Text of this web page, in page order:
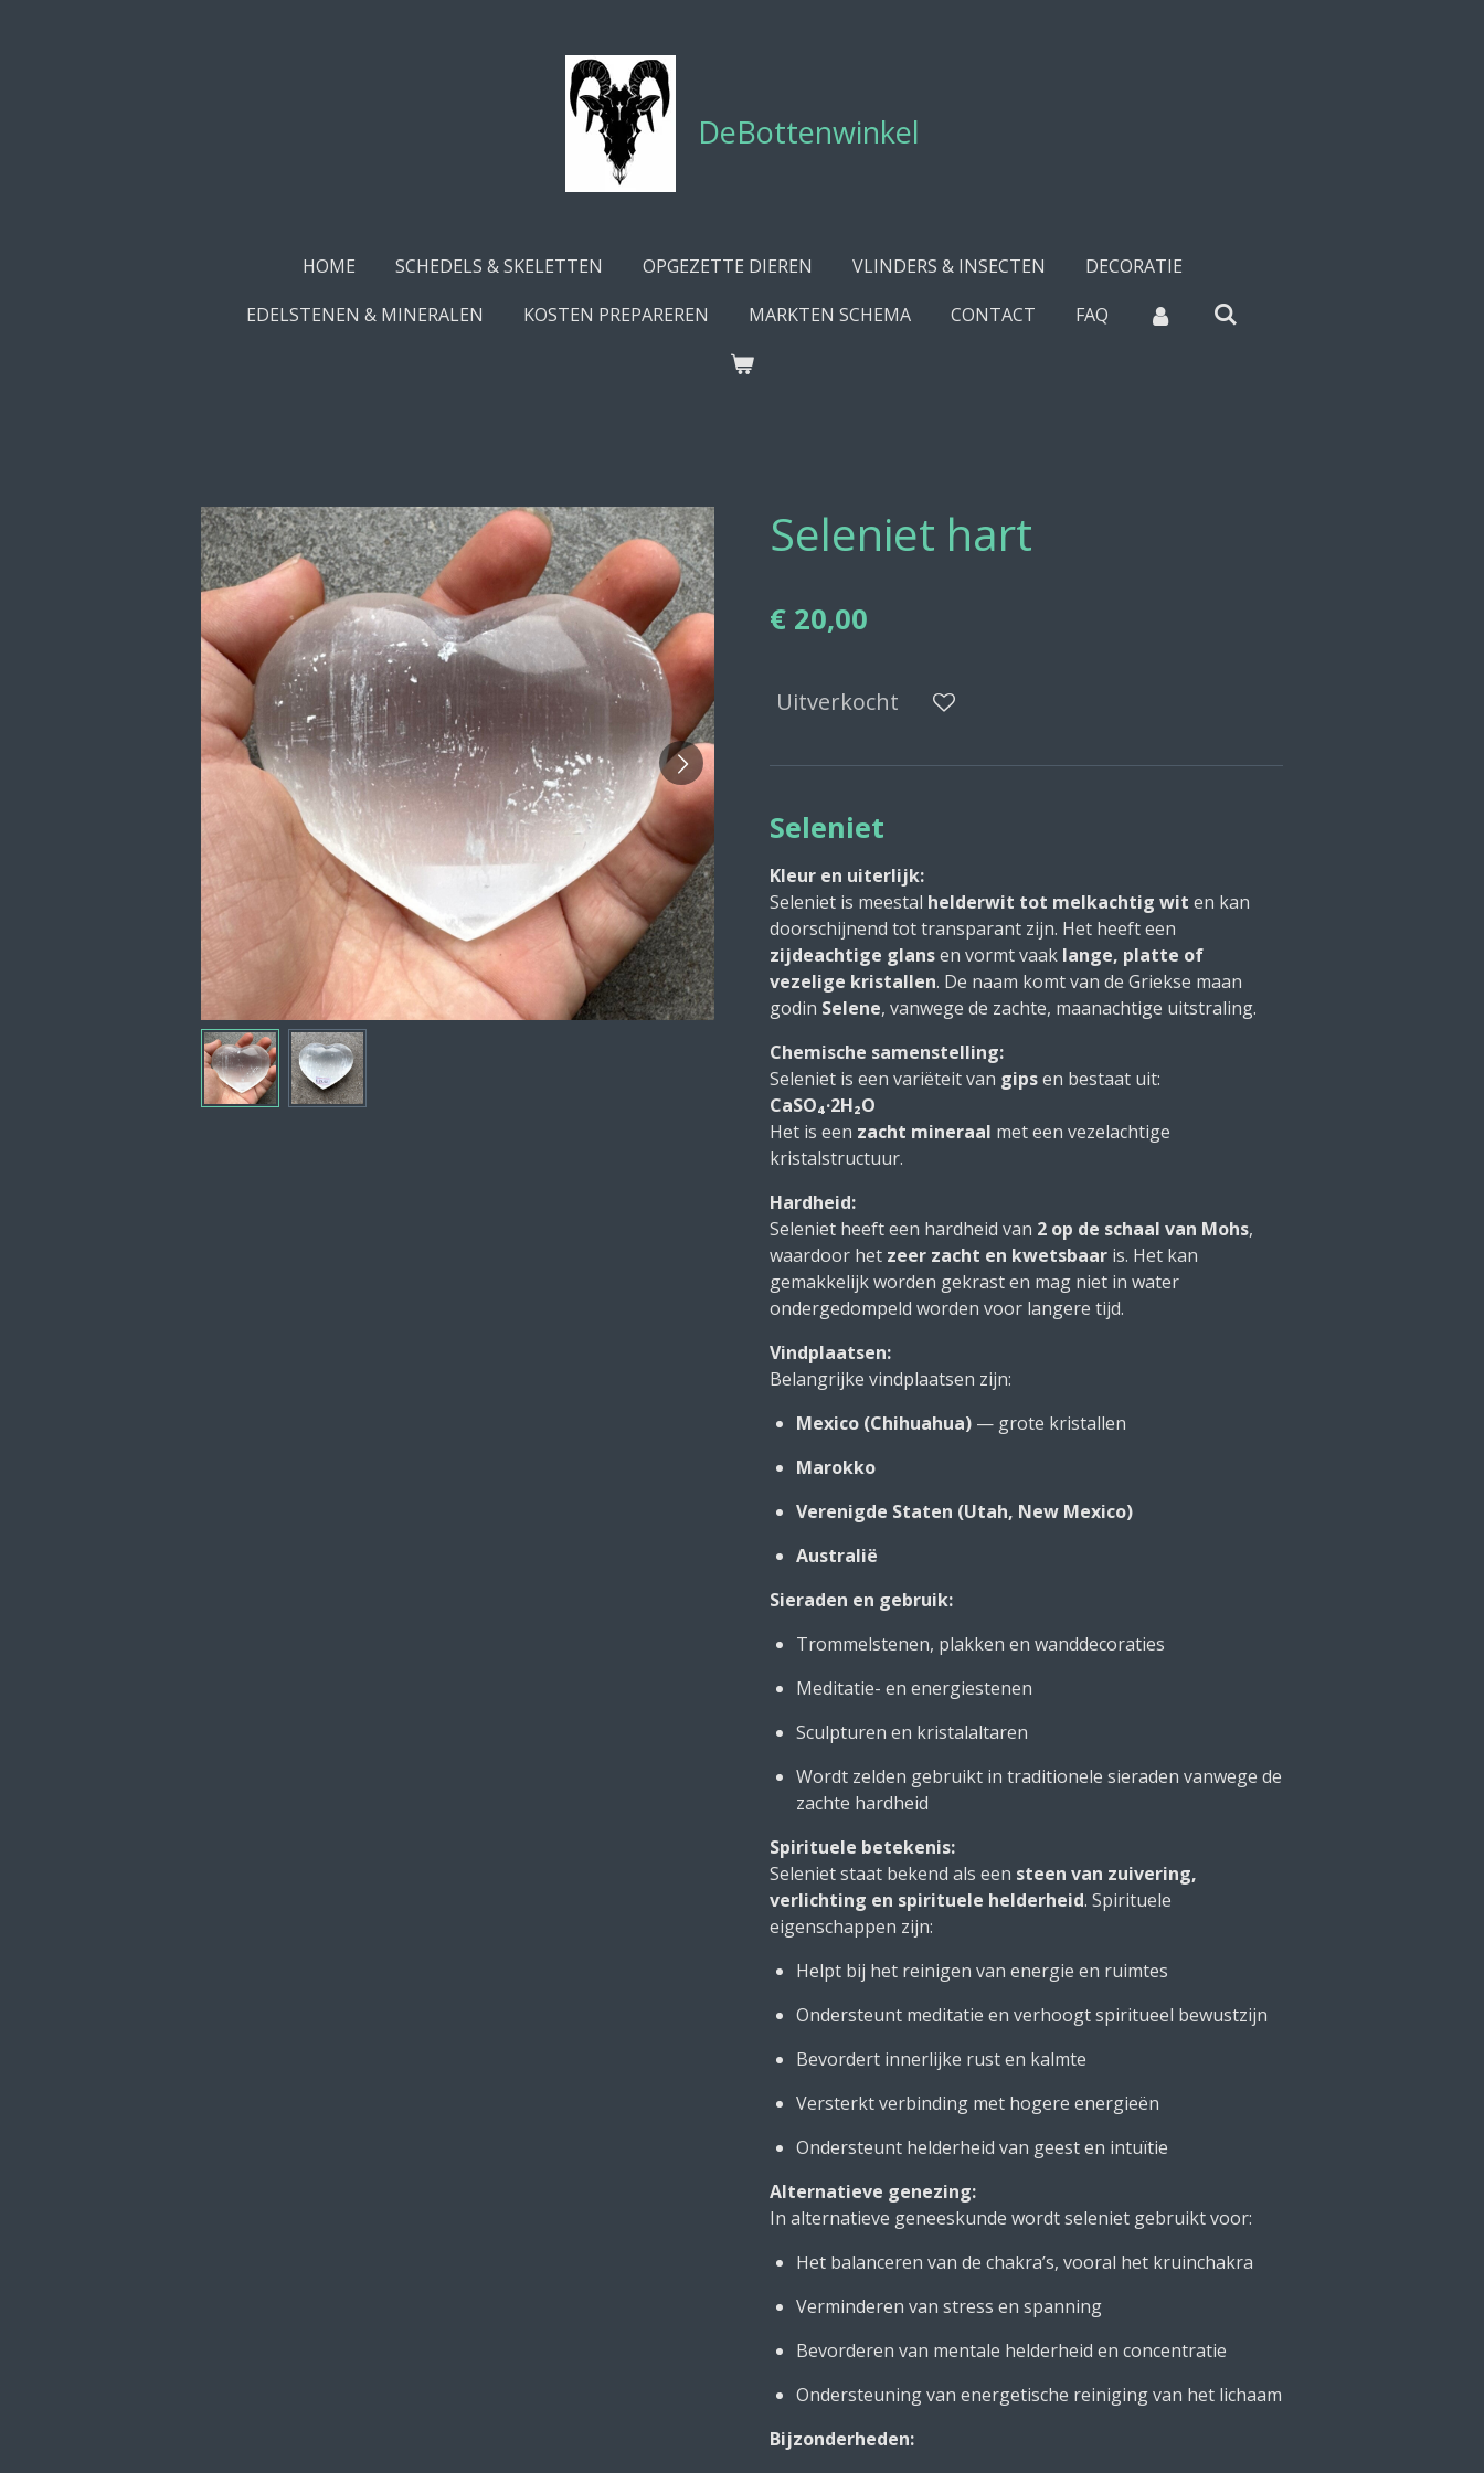
DeBottenwinkel
HOME SCHEDELS & SKELETTEN OPGEZETTE DIEREN VLINDERS & INSECTEN
DECORATIE
EDELSTENEN & MINERALEN
KOSTEN PREPAREREN MARKTEN SCHEMA CONTACT FAQ
Seleniet hart
€ 20,00
Uitverkocht
Seleniet
Kleur en uiterlijk:
Seleniet is meestal helderwit tot melkachtig wit en kan
doorschijnend tot transparant zijn. Het heeft een
zijdeachtige glansen vormt vaak lange, platte of
vezelige kristallen. De naam komt van de Griekse maan
godin Selene, vanwege de zachte, maanachtige uitstraling.
Chemische samenstelling:
Seleniet is een variëteit van gipsen bestaat uit:
CaSO₄·2H₂O
Het is een zacht mineraal met een vezelachtige
kristalstructuur.
Hardheid:
Seleniet heeft een hardheid van 2 op de schaal van Mohs,
waardoor het zeer zacht en kwetsbaar is. Het kan
gemakkelijk worden gekrast en mag niet in water
ondergedompeld worden voor langere tijd.
Vindplaatsen:
Belangrijke vindplaatsen zijn:
Mexico (Chihuahua) — grote kristallen
Marokko
Verenigde Staten (Utah, New Mexico)
Australië
Sieraden en gebruik:
Trommelstenen, plakken en wanddecoraties
Meditatie- en energiestenen
Sculpturen en kristalaltaren
Wordt zelden gebruikt in traditionele sieraden vanwege de
zachte hardheid
Spirituele betekenis:
Seleniet staat bekend als een steen van zuivering,
verlichting en spirituele helderheid. Spirituele
eigenschappen zijn:
Helpt bij het reinigen van energie en ruimtes
Ondersteunt meditatie en verhoogt spiritueel bewustzijn
Bevordert innerlijke rust en kalmte
Versterkt verbinding met hogere energieën
Ondersteunt helderheid van geest en intuïtie
Alternatieve genezing:
In alternatieve geneeskunde wordt seleniet gebruikt voor:
Het balanceren van de chakra’s, vooral het kruinchakra
Verminderen van stress en spanning
Bevorderen van mentale helderheid en concentratie
Ondersteuning van energetische reiniging van het lichaam
Bijzonderheden: